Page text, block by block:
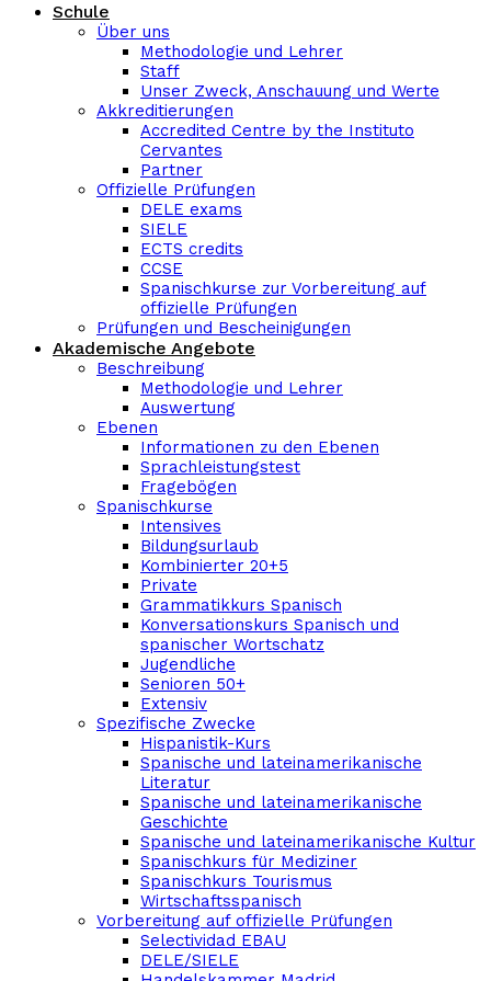
Schule
Über uns
Methodologie und Lehrer
Staff
Unser Zweck, Anschauung und Werte
Akkreditierungen
Accredited Centre by the Instituto
Cervantes
Partner
Offizielle Prüfungen
DELE exams
SIELE
ECTS credits
CCSE
Spanischkurse zur Vorbereitung auf
offizielle Prüfungen
Prüfungen und Bescheinigungen
Akademische Angebote
Beschreibung
Methodologie und Lehrer
Auswertung
Ebenen
Informationen zu den Ebenen
Sprachleistungstest
Fragebögen
Spanischkurse
Intensives
Bildungsurlaub
Kombinierter 20+5
Private
Grammatikkurs Spanisch
Konversationskurs Spanisch und
spanischer Wortschatz
Jugendliche
Senioren 50+
Extensiv
Spezifische Zwecke
Hispanistik-Kurs
Spanische und lateinamerikanische
Literatur
Spanische und lateinamerikanische
Geschichte
Spanische und lateinamerikanische Kultur
Spanischkurs für Mediziner
Spanischkurs Tourismus
Wirtschaftsspanisch
Vorbereitung auf offizielle Prüfungen
Selectividad EBAU
DELE/SIELE